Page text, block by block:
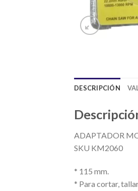
DESCRIPCIÓN
ADAPTADOR
SKU KM2060
* 115 mm.
* Para cortar,